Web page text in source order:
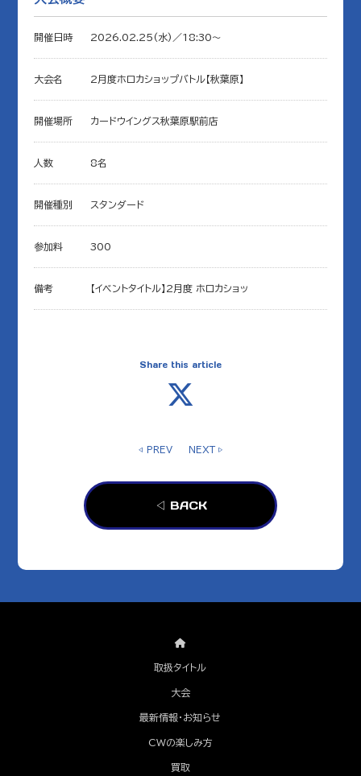
開催日時 2026.02.25(水)／18:30〜
大会名 2月度ホロカショップバトル【秋葉原】
開催場所 カードウイングス秋葉原駅前店
人数 8名
開催種別 スタンダード
参加料 300
備考 【イベントタイトル】2月度 ホロカショッ
Share this article
◁ PREV NEXT ▷
◁ BACK
取扱タイトル
大会
最新情報・お知らせ
CWの楽しみ方
買取